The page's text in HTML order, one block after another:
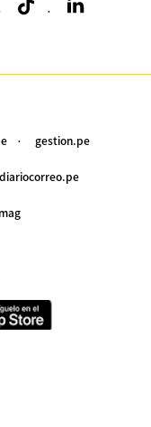
gestion.pe
diariocorreo.pe
mag